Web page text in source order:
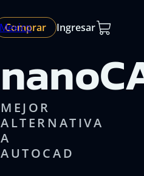
Comprar Ingresar
MEJOR
ALTERNATIVA
A
AUTOCAD